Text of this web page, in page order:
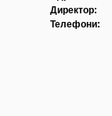
Директор:
Телефони: